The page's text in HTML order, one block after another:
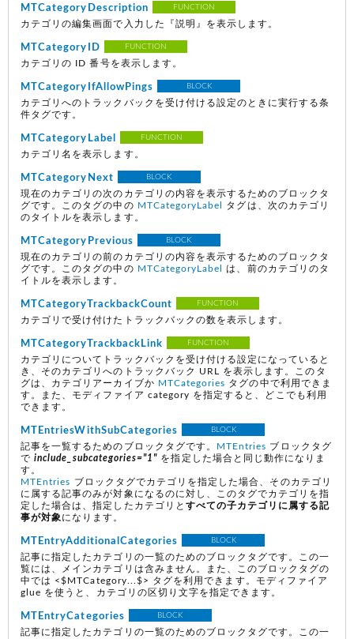
MTCategoryDescription FUNCTION
カテゴリの編集画面で入力した『説明』を表示します。
MTCategoryID FUNCTION
カテゴリの ID 番号を表示します。
MTCategoryIfAllowPings BLOCK
カテゴリへのトラックバックを受け付ける設定のときに実行する条
件タグです。
MTCategoryLabel FUNCTION
カテゴリ名を表示します。
MTCategoryNext BLOCK
現在のカテゴリの次のカテゴリの内容を表示するためのブロックタ
グです。このタグの中の MTCategoryLabel
タグは、次のカテゴリ
のタイトルを表示します。
MTCategoryPrevious BLOCK
現在のカテゴリの前のカテゴリの内容を表示するためのブロックタ
グです。このタグの中の MTCategoryLabel
は、前のカテゴリのタ
イトルを表示します。
MTCategoryTrackbackCount FUNCTION
カテゴリで受け付けたトラックバックの数を表示します。
MTCategoryTrackbackLink FUNCTION
カテゴリについてトラックバックを受け付ける設定になっていると
き、そのカテゴリへのトラックバック URL を表示します。このタ
グは、カテゴリアーカイブか MTCategories タグの中で利用できま
す。また、モディファイア category を指定すると、どこでも利用
できます。
MTEntriesWithSubCategories BLOCK
記事を一覧するためのブロックタグです。 MTEntries ブロックタグ
でinclude_subcategories="1" を指定した場合と同じ動作になりま
す。
MTEntries ブロックタグでカテゴリを指定した場合、そのカテゴリ
に属する記事のみが対象になるのに対し、このタグでカテゴリを指
定した場合は、指定したカテゴリと すべての子カテゴリに属する記
事が対象になります。
MTEntryAdditionalCategories BLOCK
記事に指定したカテゴリの一覧のためのブロックタグです。この一
覧には、メインカテゴリは含みません。また、このブロックタグの
中では <$MTCategory...$> タグを利用できます。モディファイア
glue を使うと、カテゴリの区切り文字を指定できます。
MTEntryCategories BLOCK
記事に指定したカテゴリの一覧のためのブロックタグです。この一